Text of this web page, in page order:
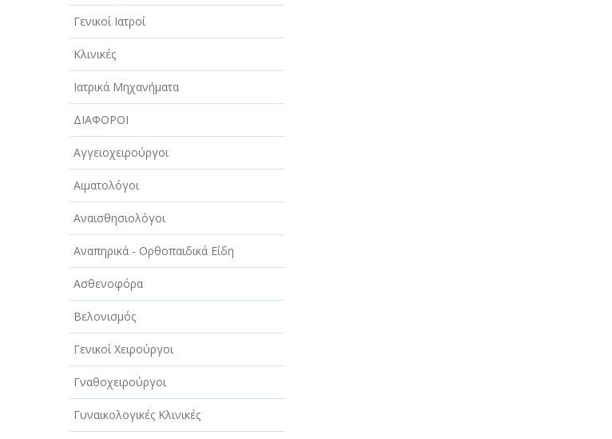
Γενικοί Ιατροί
Κλινικές
Ιατρικά Μηχανήματα
ΔΙΑΦΟΡΟΙ
Αγγειοχειρούργοι
Αιματολόγοι
Αναισθησιολόγοι
Αναπηρικά - Ορθοπαιδικά Είδη
Ασθενοφόρα
Βελονισμός
Γενικοί Χειρούργοι
Γναθοχειρούργοι
Γυναικολογικές Κλινικές